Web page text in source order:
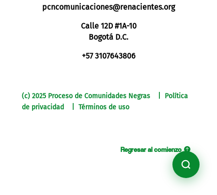
pcncomunicaciones@renacientes.org
Calle 12D #1A-10
Bogotá D.C.
+57 3107643806
(c) 2025 Proceso de Comunidades Negras | Política
de privacidad | Términos de uso
Regresar al comienzo